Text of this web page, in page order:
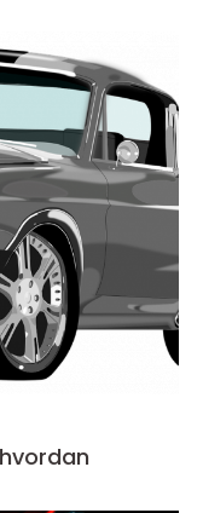
og hvordan